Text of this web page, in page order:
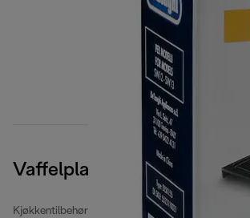
Vaffelplater
Kjøkkentilbehør